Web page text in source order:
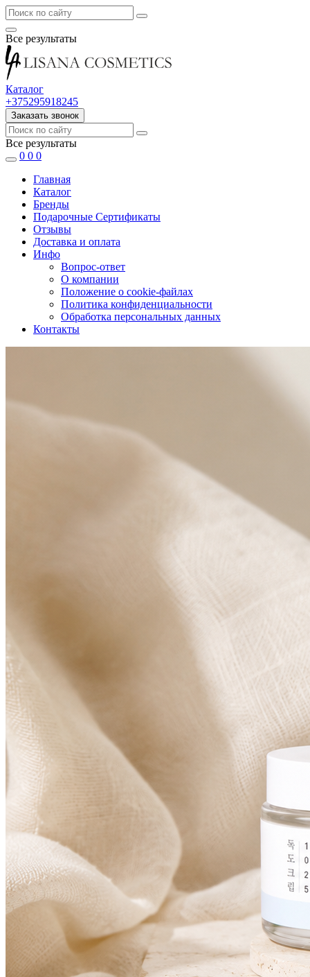
Все результаты
Каталог
+375295918245
Заказать звонок
Все результаты
0 0 0
Главная
Каталог
Бренды
Подарочные Сертификаты
Отзывы
Доставка и оплата
Инфо
Вопрос-ответ
О компании
Положение о cookie-файлах
Политика конфиденциальности
Обработка персональных данных
Контакты